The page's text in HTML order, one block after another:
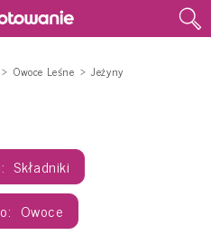
Owoce Leśne Jeżyny
Składniki
Owoce